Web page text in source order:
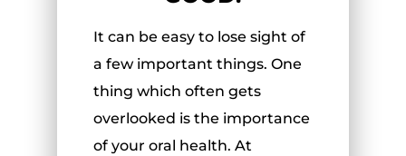
It can be easy to lose sight of
a few important things. One
thing which often gets
overlooked is the importance
of your oral health. At